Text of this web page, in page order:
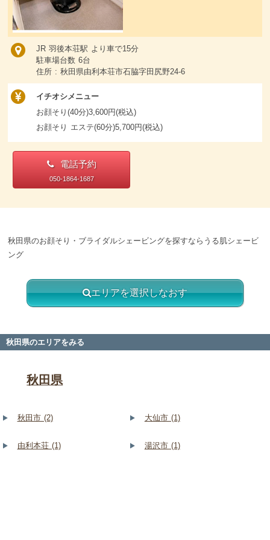
JR 羽後本荘駅 より車で15分
駐車場台数 6台
住所 : 秋田県由利本荘市石脇字田尻野24-6
イチオシメニュー
お顔そり(40分)3,600円(税込)
お顔そり エステ(60分)5,700円(税込)
電話予約
050-1864-1687
秋田県のお顔そり・ブライダルシェービングを探すならうる肌シェービ
ング
エリアを選択しなおす
秋田県のエリアをみる
秋田県
秋田市 (2) 大仙市 (1)
由利本荘 (1) 湯沢市 (1)